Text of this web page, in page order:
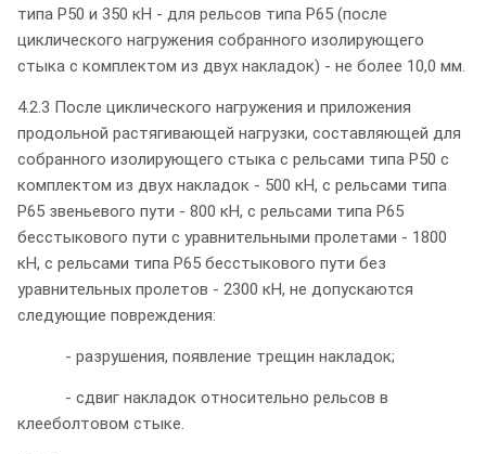
типа Р50 и 350 кН - для рельсов типа Р65 (после
циклического нагружения собранного изолирующего
стыка с комплектом из двух накладок) - не более 10,0 мм.
4.2.3 После циклического нагружения и приложения
продольной растягивающей нагрузки, составляющей для
собранного изолирующего стыка с рельсами типа Р50 с
комплектом из двух накладок - 500 кН, с рельсами типа
Р65 звеньевого пути - 800 кН, с рельсами типа Р65
бесстыкового пути с уравнительными пролетами - 1800
кН, с рельсами типа Р65 бесстыкового пути без
уравнительных пролетов - 2300 кН, не допускаются
следующие повреждения:
- разрушения, появление трещин накладок;
- сдвиг накладок относительно рельсов в
клееболтовом стыке.